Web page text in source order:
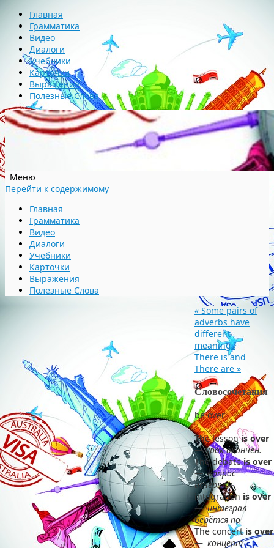
Главная
Грамматика
Видео
Диалоги
Учебники
Карточки
Выражения
Полезные Слова
Меню
Перейти к содержимому
Главная
Грамматика
Видео
Диалоги
Учебники
Карточки
Выражения
Полезные Слова
« Some pairs of
adverbs have
different
meanings
There is and
There are »
Словосочетания
be over
The lessonis over
— урок окончен.
The debateis over
—вопрос
исчерпан
integration is over
—интеграл
берётся по
The concertis over
— концерт